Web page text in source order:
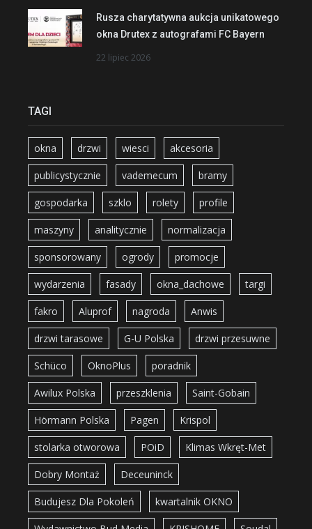
Rusza charytatywna aukcja unikatowego
okna Drutex z autografami FC Bayern
22 lipiec 2026
TAGI
okna drzwi wiesci akcesoria
publicystycznie vademecum bramy
gospodarka szklo rolety profile
maszyny analitycznie normalizacja
sponsorowany ogrody promocje
wydarzenia fasady okna_dachowe targi
fakro Aluprof nagroda Anwis
drzwi tarasowe G-U Polska drzwi przesuwne
Schüco OknoPlus poradnik
Awilux Polska przeszklenia Saint-Gobain
Hörmann Polska Pagen Krispol
stolarka otworowa POiD Klimas Wkręt-Met
Dobry Montaż Deceuninck
Budujesz Dla Pokoleń kwartalnik OKNO